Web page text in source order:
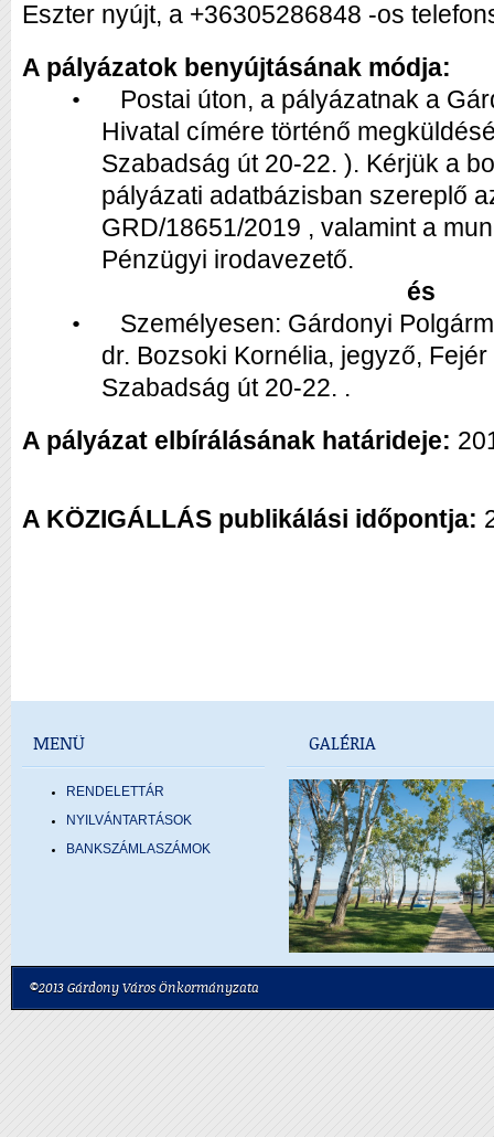
Eszter nyújt, a +36305286848 -os
A pályázatok benyújtásának módja:
•
Postai úton, a pályázatnak a
Hivatal címére történő
Szabadság út 20-22. ). Kérjük a
pályázati adatbázisban szereplő
GRD/18651/2019 , valamint a
Pénzügyi irodavezető.
és
•
Személyesen: Gárdonyi
dr. Bozsoki Kornélia, jegyző,
Szabadság út 20-22. .
A pályázat elbírálásának határideje:
A KÖZIGÁLLÁS publikálási időpontja:
MENÜ
RENDELETTÁR
NYILVÁNTARTÁSOK
BANKSZÁMLASZÁMOK
GALÉRIA
©2013 Gárdony Város Önkormányzata